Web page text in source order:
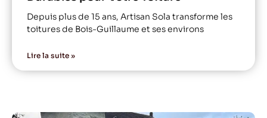
Depuis plus de 15 ans, Artisan Sola transforme les
toitures de Bois-Guillaume et ses environs
Lire la suite »